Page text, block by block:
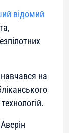
відомий
на